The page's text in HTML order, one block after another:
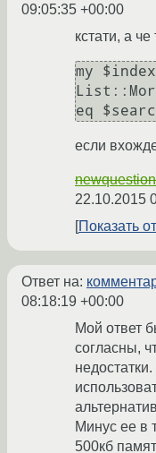
09:05:35 +00:00
кстати, а
my
eq
если
newquestion
22.10.2015
Показать
Ответ на:
08:18:19 +00:00
Мой ответ
согласны,
Минус ее в
500кб